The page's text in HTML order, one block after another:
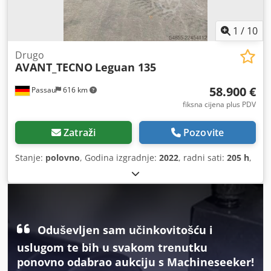
1 / 10
Passau 616 km
Drugo
AVANT_TECNO Leguan 135
58.900 €
fiksna cijena plus PDV
Zatraži Pozovite
Stanje: polovno, Godina izgradnje: 2022, radni sati: 205 h,
Oduševljen sam učinkovitošću i
uslugom te bih u svakom trenutku
ponovno odabrao aukciju s Machineseeker!